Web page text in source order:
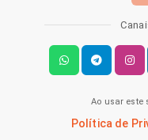
Ao usar este
Política de